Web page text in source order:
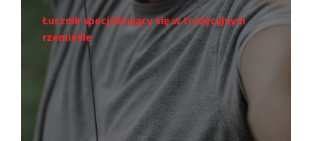
Łucznik specjalizujący się w tradycyjnym
rzemiośle